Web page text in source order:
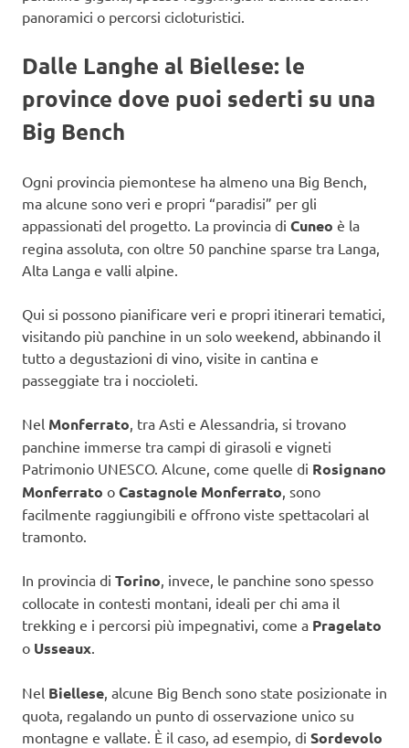
panoramici o percorsi cicloturistici.
Dalle Langhe al Biellese: le
province dove puoi sederti su una
Big Bench
Ogni provincia piemontese ha almeno una Big Bench,
ma alcune sono veri e propri “paradisi” per gli
appassionati del progetto. La provincia di Cuneo è la
regina assoluta, con oltre 50 panchine sparse tra Langa,
Alta Langa e valli alpine.
Qui si possono pianificare veri e propri itinerari tematici,
visitando più panchine in un solo weekend, abbinando il
tutto a degustazioni di vino, visite in cantina e
passeggiate tra i noccioleti.
Nel Monferrato , tra Asti e Alessandria, si trovano
panchine immerse tra campi di girasoli e vigneti
Patrimonio UNESCO. Alcune, come quelle di Rosignano
Monferrato o Castagnole Monferrato , sono
facilmente raggiungibili e offrono viste spettacolari al
tramonto.
In provincia di Torino , invece, le panchine sono spesso
collocate in contesti montani, ideali per chi ama il
trekking e i percorsi più impegnativi, come a Pragelato
o Usseaux
Nel Biellese , alcune Big Bench sono state posizionate in
quota, regalando un punto di osservazione unico su
montagne e vallate. È il caso, ad esempio, di Sordevolo